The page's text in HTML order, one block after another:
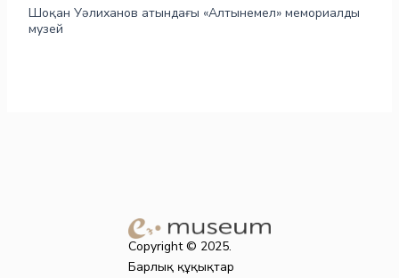
Шоқан Уәлиханов атындағы «Алтынемел» мемориалды
музей
Copyright © 2025.
Барлық құқықтар